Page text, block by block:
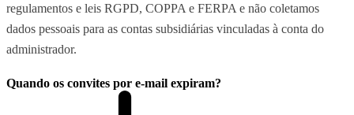
regulamentos e leis RGPD, COPPA e FERPA e não coletamos
dados pessoais para as contas subsidiárias vinculadas à conta do
administrador.
Quando os convites por e-mail expiram?